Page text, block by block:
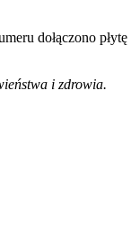
dołączono
i zdrowia.